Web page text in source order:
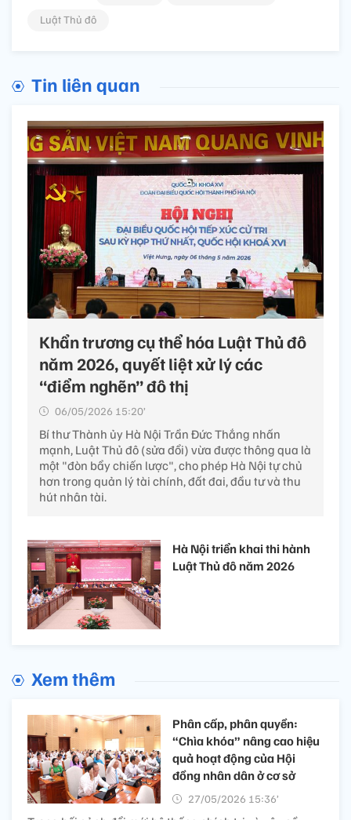
Luật Thủ đô
Tin liên quan
Khẩn trương cụ thể hóa Luật Thủ đô
năm 2026, quyết liệt xử lý các
“điểm nghẽn” đô thị
06/05/2026 15:20’
Bí thư Thành ủy Hà Nội Trần Đức Thắng nhấn
mạnh, Luật Thủ đô (sửa đổi) vừa được thông qua là
một "đòn bẩy chiến lược", cho phép Hà Nội tự chủ
hơn trong quản lý tài chính, đất đai, đầu tư và thu
hút nhân tài.
Hà Nội triển khai thi hành
Luật Thủ đô năm 2026
Xem thêm
Phân cấp, phân quyền:
“Chìa khóa” nâng cao hiệu
quả hoạt động của Hội
đồng nhân dân ở cơ sở
27/05/2026 15:36’